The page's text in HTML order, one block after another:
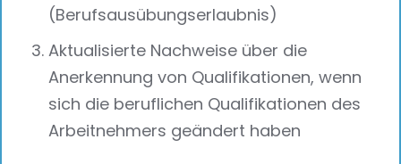
(Berufsausübungserlaubnis)
Aktualisierte Nachweise über die
Anerkennung von Qualifikationen, wenn
sich die beruflichen Qualifikationen des
Arbeitnehmers geändert haben